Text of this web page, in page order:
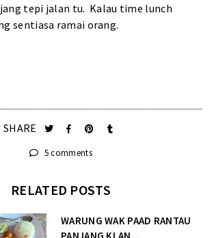
tepi jalan tu. Kalau time lunch
sentiasa ramai orang.
SHARE
5 comments
RELATED POSTS
WARUNG WAK PAAD RANTAU